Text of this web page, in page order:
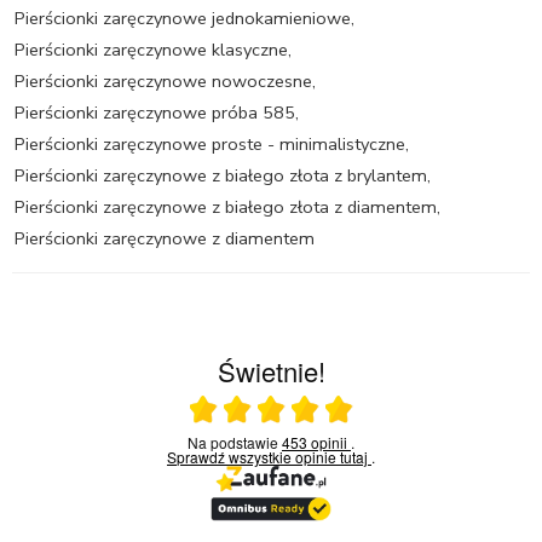
Pierścionki zaręczynowe jednokamieniowe,
Pierścionki zaręczynowe klasyczne,
Pierścionki zaręczynowe nowoczesne,
Pierścionki zaręczynowe próba 585,
Pierścionki zaręczynowe proste - minimalistyczne,
Pierścionki zaręczynowe z białego złota z brylantem,
Pierścionki zaręczynowe z białego złota z diamentem,
Pierścionki zaręczynowe z diamentem
Świetnie!
Ocena średnia 5 na 5
Na podstawie453 opinii .
Sprawdź wszystkie opinietutaj .